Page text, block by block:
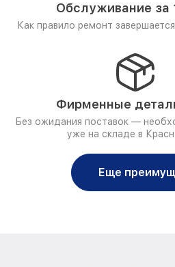
Обслуживание за
Как правило ремонт
Фирменные
Без ожидания поставок —
уже на складе в
Еще